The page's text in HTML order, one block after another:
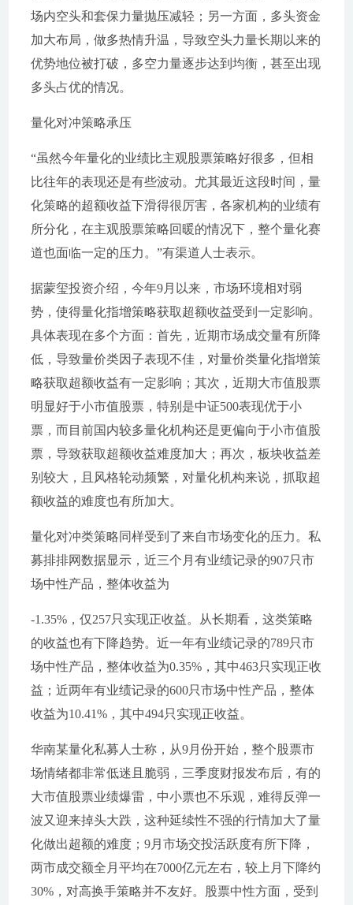
场内空头和套保力量抛压减轻；另一方面，多头资金
加大布局，做多热情升温，导致空头力量长期以来的
优势地位被打破，多空力量逐步达到均衡，甚至出现
多头占优的情况。
量化对冲策略承压
“虽然今年量化的业绩比主观股票策略好很多，但相
比往年的表现还是有些波动。尤其最近这段时间，量
化策略的超额收益下滑得很厉害，各家机构的业绩有
所分化，在主观股票策略回暖的情况下，整个量化赛
道也面临一定的压力。”有渠道人士表示。
据蒙玺投资介绍，今年9月以来，市场环境相对弱
势，使得量化指增策略获取超额收益受到一定影响。
具体表现在多个方面：首先，近期市场成交量有所降
低，导致量价类因子表现不佳，对量价类量化指增策
略获取超额收益有一定影响；其次，近期大市值股票
明显好于小市值股票，特别是中证500表现优于小
票，而目前国内较多量化机构还是更偏向于小市值股
票，导致获取超额收益难度加大；再次，板块收益差
别较大，且风格轮动频繁，对量化机构来说，抓取超
额收益的难度也有所加大。
量化对冲类策略同样受到了来自市场变化的压力。私
募排排网数据显示，近三个月有业绩记录的907只市
场中性产品，整体收益为
-1.35%，仅257只实现正收益。从长期看，这类策略
的收益也有下降趋势。近一年有业绩记录的789只市
场中性产品，整体收益为0.35%，其中463只实现正收
益；近两年有业绩记录的600只市场中性产品，整体
收益为10.41%，其中494只实现正收益。
华南某量化私募人士称，从9月份开始，整个股票市
场情绪都非常低迷且脆弱，三季度财报发布后，有的
大市值股票业绩爆雷，中小票也不乐观，难得反弹一
波又迎来掉头大跌，这种延续性不强的行情加大了量
化做出超额的难度；9月市场交投活跃度有所下降，
两市成交额全月平均在7000亿元左右，较上月下降约
30%，对高换手策略并不友好。股票中性方面，受到